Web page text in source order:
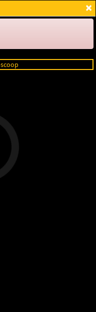
Login
×